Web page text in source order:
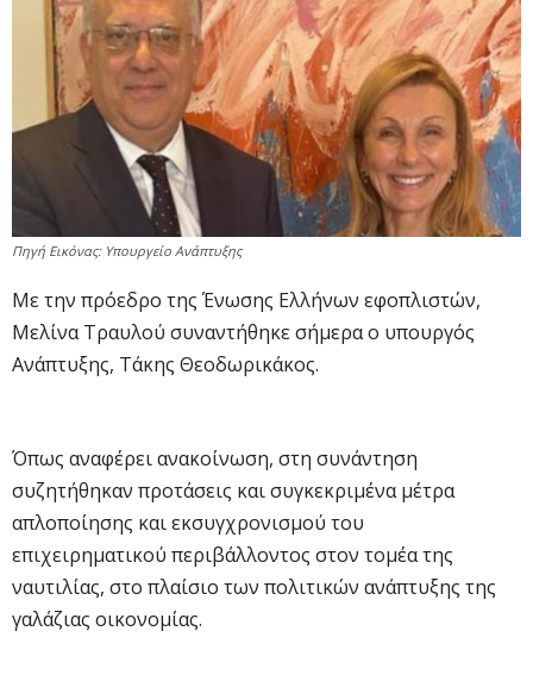
Πηγή Εικόνας: Υπουργείο Ανάπτυξης
Με την πρόεδρο της Ένωσης Ελλήνων εφοπλιστών,
Μελίνα Τραυλού συναντήθηκε σήμερα ο υπουργός
Ανάπτυξης, Τάκης Θεοδωρικάκος.
Όπως αναφέρει ανακοίνωση, στη συνάντηση
συζητήθηκαν προτάσεις και συγκεκριμένα μέτρα
απλοποίησης και εκσυγχρονισμού του
επιχειρηματικού περιβάλλοντος στον τομέα της
ναυτιλίας, στο πλαίσιο των πολιτικών ανάπτυξης της
γαλάζιας οικονομίας.